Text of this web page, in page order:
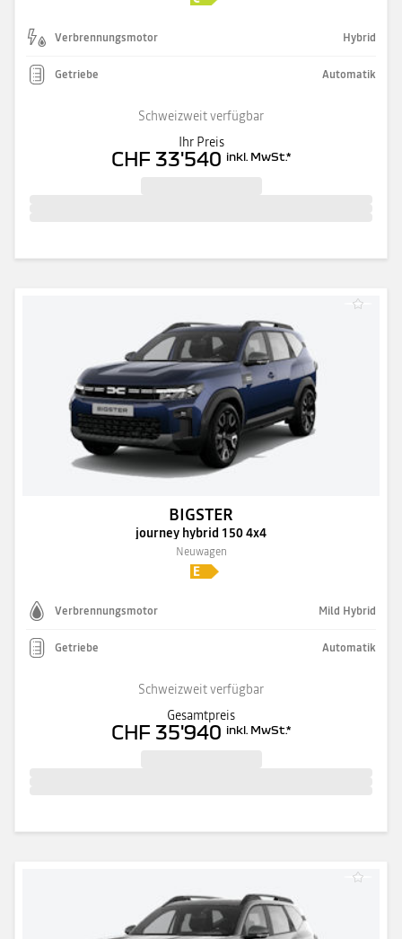
Verbrennungsmotor Hybrid
Getriebe Automatik
Schweizweit verfügbar
Ihr Preis
CHF 33'540 inkl. MwSt.*
BIGSTER
journey hybrid 150 4x4
Neuwagen
Verbrennungsmotor Mild Hybrid
Getriebe Automatik
Schweizweit verfügbar
Gesamtpreis
CHF 35'940 inkl. MwSt.*